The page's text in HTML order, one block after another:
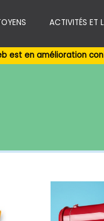
ACTIVITÉS ET
est en amélioration